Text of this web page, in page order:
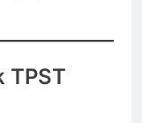
TPST